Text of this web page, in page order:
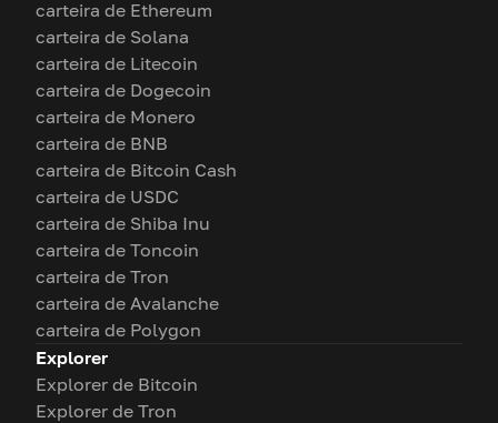
carteira de Ethereum
carteira de Solana
carteira de Litecoin
carteira de Dogecoin
carteira de Monero
carteira de BNB
carteira de Bitcoin Cash
carteira de USDC
carteira de Shiba Inu
carteira de Toncoin
carteira de Tron
carteira de Avalanche
carteira de Polygon
Explorer
Explorer de Bitcoin
Explorer de Tron